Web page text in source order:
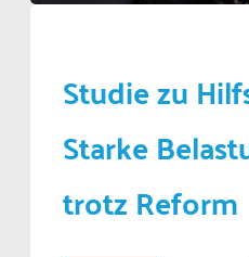
Studie zu
Starke
trotz Reform